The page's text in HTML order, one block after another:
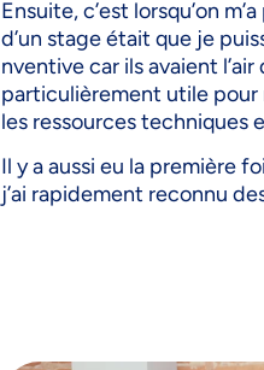
Ensuite, c’est lorsqu’on
d’un stage était que je
nventive car ils avaient
particulièrement utile pour
les ressources techniques
Il y a aussi eu la première
j’ai rapidement reconnu